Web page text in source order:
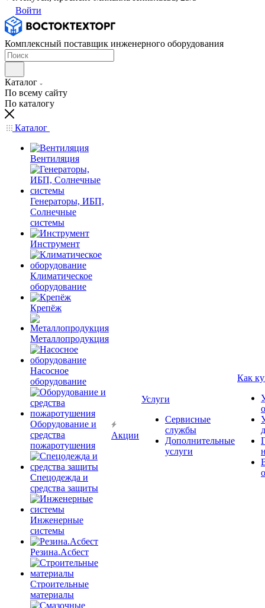
Войти
Комплексный поставщик инженерного оборудования
Каталог
По всему сайту
По каталогу
Каталог
Вентиляция
Генераторы, ИБП,
Солнечные
системы
Инструмент
Климатическое
оборудование
Крепёж
Металлопродукция
Насосное
оборудование
Оборудование и
средства
пожаротушения
Спецодежда и
средства защиты
Инженерные
системы
Резина.Асбест
Строительные
материалы
Акции
Услуги
Сервисные
службы
Дополнительные
услуги
Как